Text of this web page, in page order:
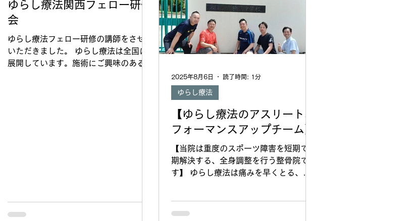
ゆらし療法関西フェロー研修
会
ゆらし療法フェロー研修の講師をさせて
いただきました。 ゆらし療法は全国に
展開しています。施術にご興味のある方
【ゆらし療法のアスリートパ
フォーマンスアップチーム】
【当院は重度のスポーツ障害を短期で早
期解決する、全身調整を行う整骨院で
す】 ゆらし療法は痛みを早くとる、だ
ゆらし療法
2025年8月6日 読了時間: 1分